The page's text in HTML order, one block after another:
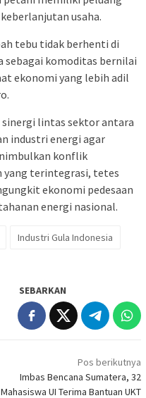
usaha.
tebu tidak berhenti di
sebagai komoditas bernilai
ekonomi yang lebih adil
lintas sektor antara
industri energi agar
konflik
yang terintegrasi, tetes
ekonomi pedesaan
energi nasional.
Industri Gula Indonesia
SEBARKAN
Pos berikutnya
Imbas Bencana Sumatera, 32
Mahasiswa UI Terima Bantuan UKT